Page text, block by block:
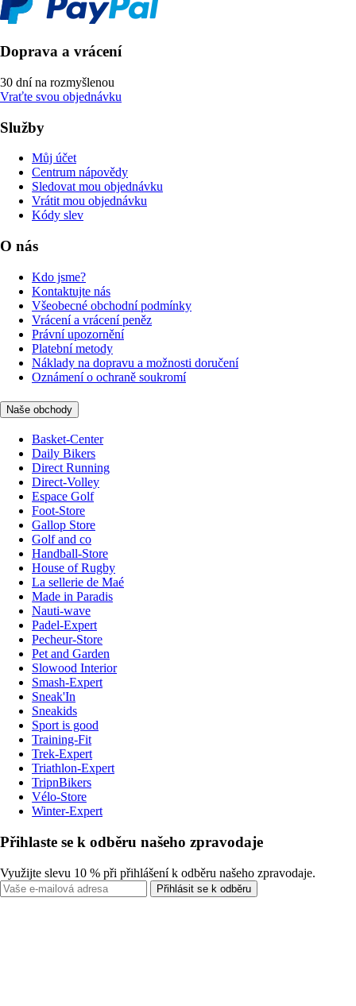
Doprava a vrácení
30 dní na rozmyšlenou
Vraťte svou objednávku
Služby
Můj účet
Centrum nápovědy
Sledovat mou objednávku
Vrátit mou objednávku
Kódy slev
O nás
Kdo jsme?
Kontaktujte nás
Všeobecné obchodní podmínky
Vrácení a vrácení peněz
Právní upozornění
Platební metody
Náklady na dopravu a možnosti doručení
Oznámení o ochraně soukromí
Naše obchody
Basket-Center
Daily Bikers
Direct Running
Direct-Volley
Espace Golf
Foot-Store
Gallop Store
Golf and co
Handball-Store
House of Rugby
La sellerie de Maé
Made in Paradis
Nauti-wave
Padel-Expert
Pecheur-Store
Pet and Garden
Slowood Interior
Smash-Expert
Sneak'In
Sneakids
Sport is good
Training-Fit
Trek-Expert
Triathlon-Expert
TripnBikers
Vélo-Store
Winter-Expert
Přihlaste se k odběru našeho zpravodaje
Využijte slevu 10 % při přihlášení k odběru našeho zpravodaje.
Přihlásit se k odběru